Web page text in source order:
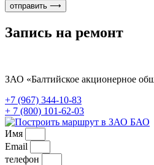
отправить ⟶
Запись на ремонт
ЗАО «Балтийское акционерное
+7 (967) 344-10-83
+ 7 (800) 101-62-03
Имя
Email
телефон